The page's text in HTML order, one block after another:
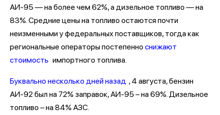
АИ-95 — на более чем 62%, а дизельное топливо — на
83%. Средние цены на топливо остаются почти
неизменными у федеральных поставщиков, тогда как
региональные операторы постепенно снижают
стоимость импортного топлива.
Буквально несколько дней назад , 4 августа, бензин
АИ-92 был на 72% заправок, АИ-95 – на 69%. Дизельное
топливо – на 84% АЗС.